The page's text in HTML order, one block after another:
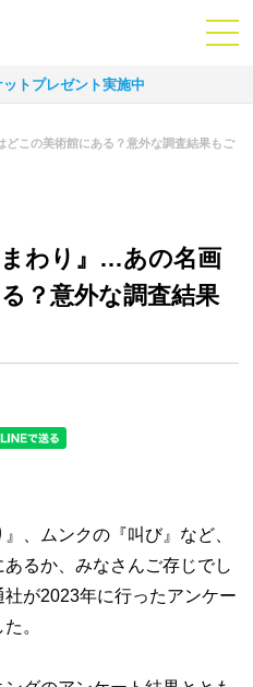
トプレゼント実施中
どこの美術館にある？意外な調査結果もご
まわり』…あの名画
？意外な調査結果
、ムンクの『叫び』など、
るか、みなさんご存じでし
が2023年に行ったアンケー
。